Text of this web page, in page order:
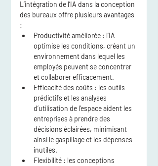
L’intégration de l’IA dans la conception
des bureaux offre plusieurs avantages
:
Productivité améliorée : l’IA
optimise les conditions, créant un
environnement dans lequel les
employés peuvent se concentrer
et collaborer efficacement.
Efficacité des coûts : les outils
prédictifs et les analyses
d’utilisation de l’espace aident les
entreprises à prendre des
décisions éclairées, minimisant
ainsi le gaspillage et les dépenses
inutiles.
Flexibilité : les conceptions